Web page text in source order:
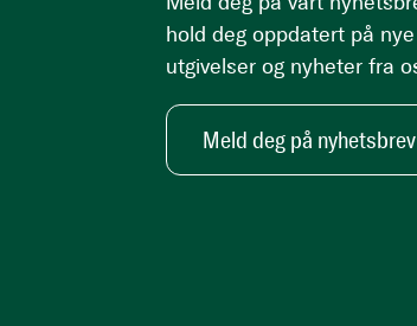
hold deg oppdatert på nye
utgivelser og nyheter fra
Meld deg på nyhetsbrev